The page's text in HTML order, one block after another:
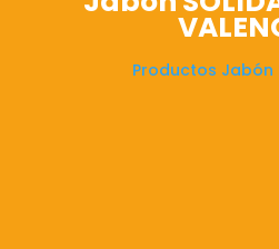
Productos Jabón